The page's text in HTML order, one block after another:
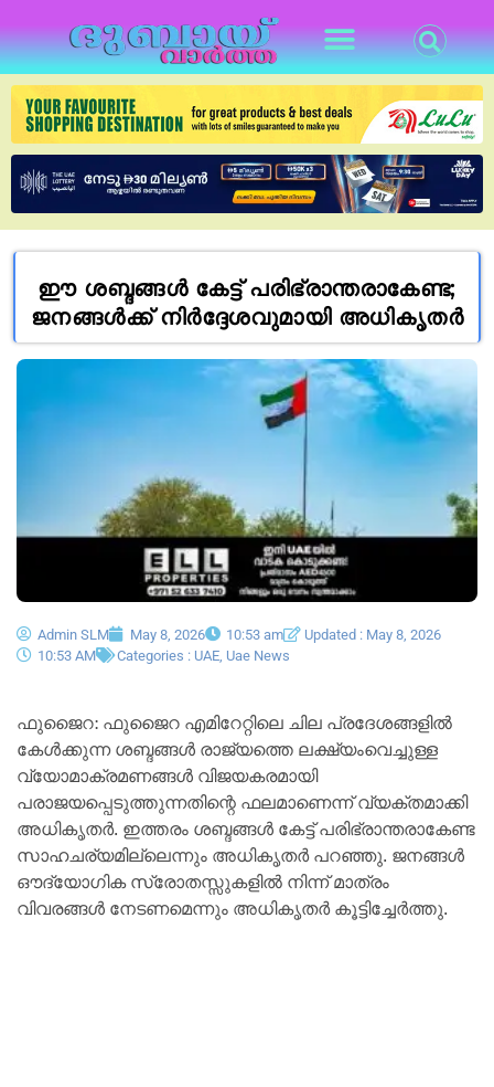
ഈ ശബ്ദങ്ങൾ കേട്ട് പരിഭ്രാന്തരാകേണ്ട;
ജനങ്ങൾക്ക് നിർദ്ദേശവുമായി അധികൃതർ
Admin SLM May 8, 2026 10:53 am
Updated : May 8, 2026
10:53 AM
Categories : UAE Uae News
ഫുജൈറ: ഫുജൈറ എമിറേറ്റിലെ ചില പ്രദേശങ്ങളിൽ
കേൾക്കുന്ന ശബ്ദങ്ങൾ രാജ്യത്തെ ലക്ഷ്യംവെച്ചുള്ള
വ്യോമാക്രമണങ്ങൾ വിജയകരമായി
പരാജയപ്പെടുത്തുന്നതിന്റെ ഫലമാണെന്ന് വ്യക്തമാക്കി
അധികൃതർ. ഇത്തരം ശബ്ദങ്ങൾ കേട്ട് പരിഭ്രാന്തരാകേണ്ട
സാഹചര്യമില്ലെന്നും അധികൃതർ പറഞ്ഞു. ജനങ്ങൾ
ഔദ്യോഗിക സ്രോതസ്സുകളിൽ നിന്ന് മാത്രം
വിവരങ്ങൾ നേടണമെന്നും അധികൃതർ കൂട്ടിച്ചേർത്തു.